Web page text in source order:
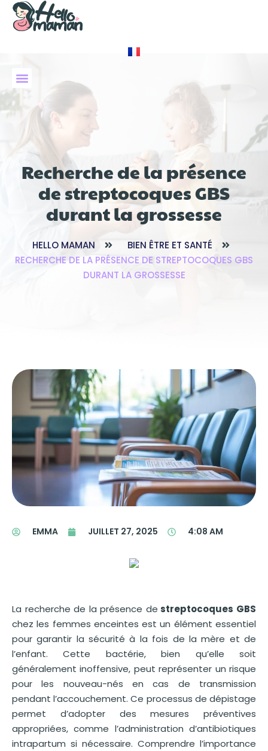
Recherche de la présence
de streptocoques GBS
durant la grossesse
HELLO MAMAN
BIEN ÊTRE ET SANTÉ
RECHERCHE DE LA PRÉSENCE DE STREPTOCOQUES GBS
DURANT LA GROSSESSE
EMMA JUILLET 27, 2025 4:08 AM
La recherche de la présence de streptocoques GBS
chez les femmes enceintes est un élément essentiel
pour garantir la sécurité à la fois de la mère et de
l’enfant. Cette bactérie, bien qu’elle soit
généralement inoffensive, peut représenter un risque
pour les nouveau-nés en cas de transmission
pendant l’accouchement. Ce processus de dépistage
permet d’adopter des mesures préventives
appropriées, comme l’administration d’antibiotiques
intrapartum si nécessaire. Comprendre l’importance